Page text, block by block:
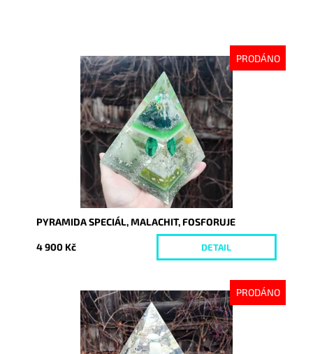
PRODÁNO
Dostupnost:
Vyprodáno
8039
PYRAMIDA SPECIÁL, MALACHIT, FOSFORUJE
4 900 Kč DETAIL
PRODÁNO
Dostupnost:
Vyprodáno
7789